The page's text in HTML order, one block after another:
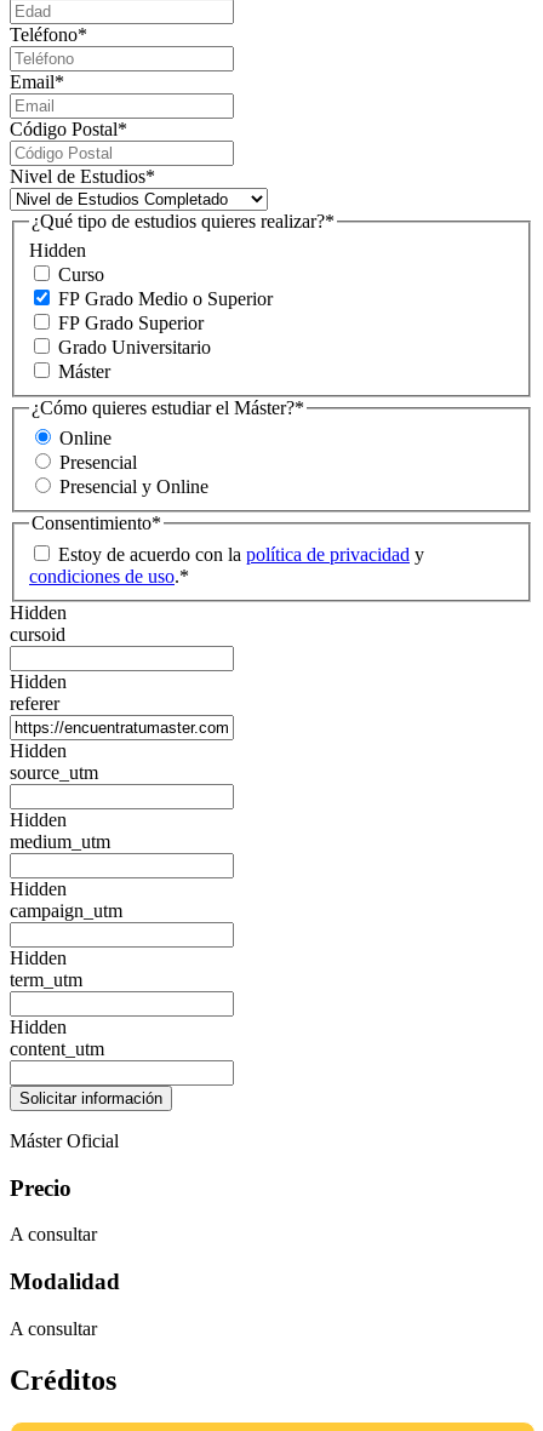
Teléfono*
Email*
Código Postal*
Nivel de Estudios*
Hidden
¿Qué tipo de estudios quieres realizar?*
Curso
FP Grado Medio o Superior
FP Grado Superior
Grado Universitario
Máster
¿Cómo quieres estudiar el Máster?*
Online
Presencial
Presencial y Online
Consentimiento*
Estoy de acuerdo con la política de privacidad y
condiciones de uso.*
Hidden
cursoid
Hidden
referer
Hidden
source_utm
Hidden
medium_utm
Hidden
campaign_utm
Hidden
term_utm
Hidden
content_utm
Máster Oficial
Precio
A consultar
Modalidad
A consultar
Créditos